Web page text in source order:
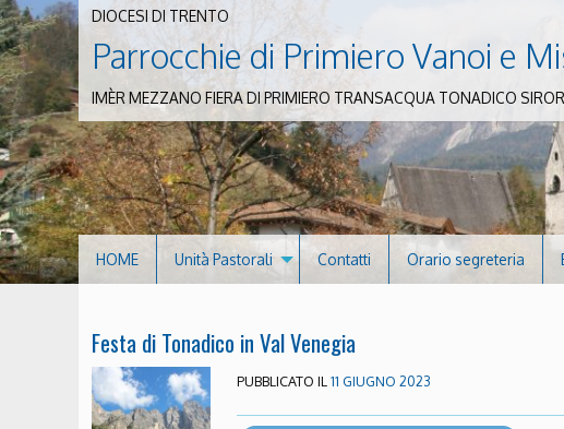
DIOCESI DI TRENTO
Parrocchie di Primiero Vanoi e
IMÈR MEZZANO FIERA DI PRIMIERO TRANSACQUA TONADICO
HOME Unità Pastorali Contatti Orario segreteria
Festa di Tonadico in Val Venegia
PUBBLICATO IL11 GIUGNO 2023